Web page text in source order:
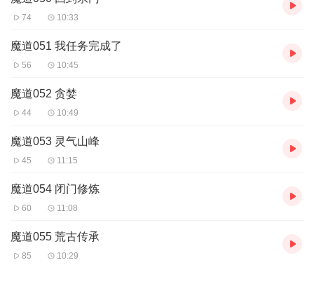
74 10:33
魔道051 我任务完成了
56 10:45
魔道052 贪婪
44 10:49
魔道053 灵气山峰
45 11:15
魔道054 闭门修炼
60 11:08
魔道055 荒古传承
85 10:29